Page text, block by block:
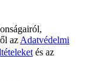
azAdatvédelmi
és az